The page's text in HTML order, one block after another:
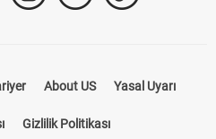
About US Yasal Uyarı
Gizlilik Politikası